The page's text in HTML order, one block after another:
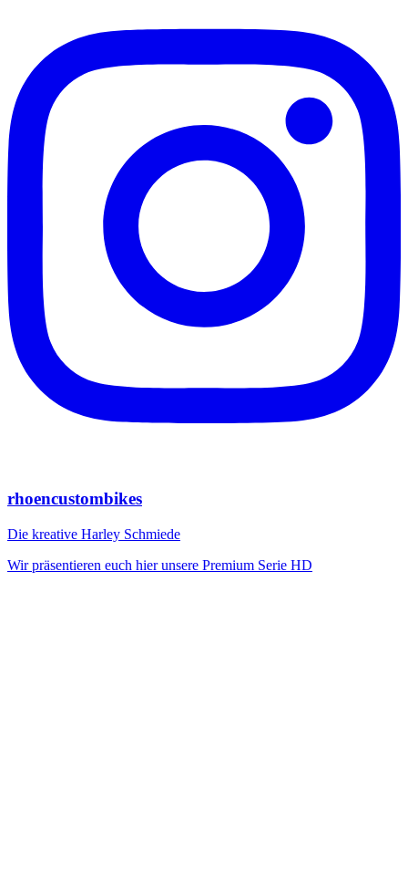
rhoencustombikes
Die kreative Harley Schmiede
Wir präsentieren euch hier unsere Premium Serie HD